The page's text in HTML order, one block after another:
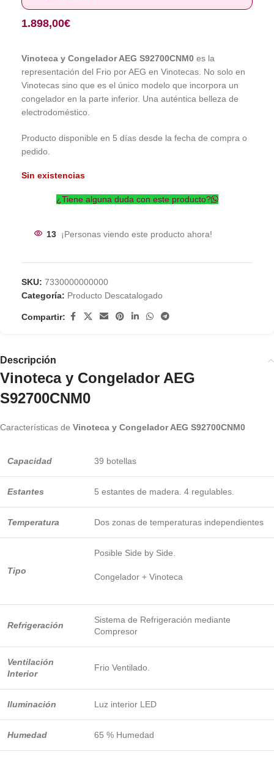
1.898,00€
Vinoteca y Congelador AEG S92700CNM0 es la
representación del Frio por AEG en Vinotecas. No solo en
Vinotecas sino que es el único modelo que incorpora un
congelador en la parte inferior. Una auténtica belleza de
electrodoméstico.
Producto disponible en 5 días desde la fecha de compra o
pedido.
Sin existencias
¿Tiene alguna duda con este producto?
13 ¡Personas viendo este producto ahora!
SKU: 7330000000000
Categoría: Producto Descatalogado
Compartir:
Descripción
Vinoteca y Congelador AEG
S92700CNM0
Características de Vinoteca y Congelador AEG S92700CNM0
Capacidad 39 botellas
Estantes 5 estantes de madera. 4 regulables.
Temperatura Dos zonas de temperaturas independientes
Tipo
Posible Side by Side.
Congelador + Vinoteca
Refrigeración
Sistema de Refrigeración mediante
Compresor
Ventilación
Interior
Frio Ventilado.
Iluminación Luz interior LED
Humedad 65 % Humedad